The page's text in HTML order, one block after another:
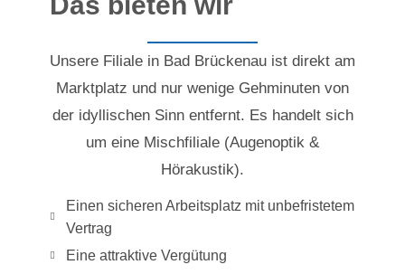
Unsere Filiale in Bad Brückenau ist direkt am
Marktplatz und nur wenige Gehminuten von
der idyllischen Sinn entfernt. Es handelt sich
um eine Mischfiliale (Augenoptik &
Hörakustik).
Einen sicheren Arbeitsplatz mit unbefristetem
Vertrag
Eine attraktive Vergütung